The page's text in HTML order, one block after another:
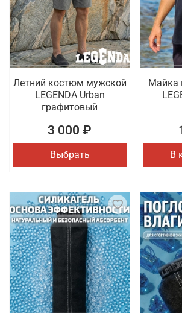
Летний костюм мужской
LEGENDA Urban
графитовый
3 000 ₽
Выбрать
Майка
В